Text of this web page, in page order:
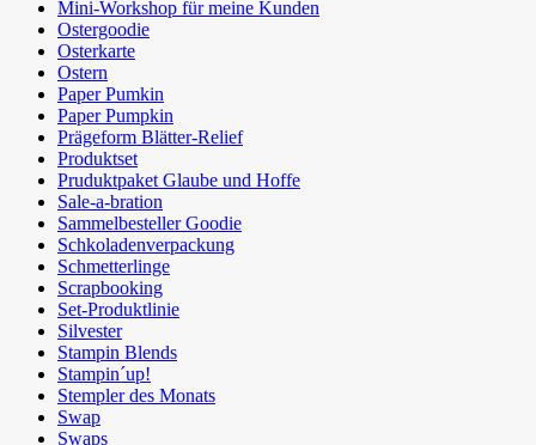
Mini-Workshop für meine Kunden
Ostergoodie
Osterkarte
Ostern
Paper Pumkin
Paper Pumpkin
Prägeform Blätter-Relief
Produktset
Pruduktpaket Glaube und Hoffe
Sale-a-bration
Sammelbesteller Goodie
Schkoladenverpackung
Schmetterlinge
Scrapbooking
Set-Produktlinie
Silvester
Stampin Blends
Stampin´up!
Stempler des Monats
Swap
Swaps